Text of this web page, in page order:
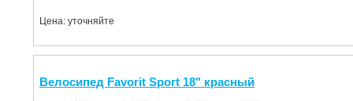
Цена: уточняйте
Велосипед Favorit Sport 18" красный